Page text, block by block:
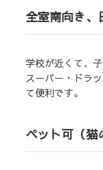
全室南向き、
学校が近くて、
スーパー・ドラ
て便利です。
ペット可（猫